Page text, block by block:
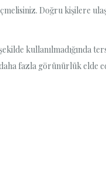
Doğru kişilere
kullanılmadığında
fazla görünürlük elde